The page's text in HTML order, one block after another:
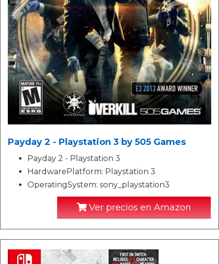
Payday 2 - Playstation 3 by 505 Games
Payday 2 - Playstation 3
HardwarePlatform: Playstation 3
OperatingSystem: sony_playstation3
Ver precios en Amazon